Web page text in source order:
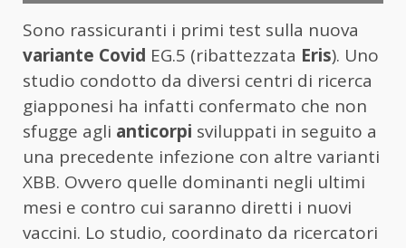
Sono rassicuranti i primi test sulla nuova
variante Covid EG.5 (ribattezzata Eris). Uno
studio condotto da diversi centri di ricerca
giapponesi ha infatti confermato che non
sfugge agli anticorpi sviluppati in seguito a
una precedente infezione con altre varianti
XBB. Ovvero quelle dominanti negli ultimi
mesi e contro cui saranno diretti i nuovi
vaccini. Lo studio, coordinato da ricercatori